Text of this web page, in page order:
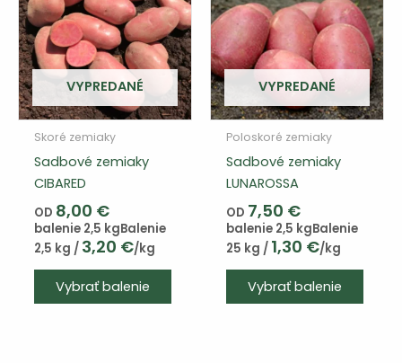
vybrať
na
stránke
produktu
VYPREDANÉ
Skoré zemiaky
Sadbové zemiaky
CIBARED
OD 8,00 €
balenie 2,5 kgBalenie
2,5 kg / 3,20 €/kg
Vybrať balenie
Tento
VYPREDANÉ
Poloskoré zemiaky
Sadbové zemiaky
LUNAROSSA
OD 7,50 €
balenie 2,5 kgBalenie
25 kg / 1,30 €/kg
Vybrať balenie
Tento